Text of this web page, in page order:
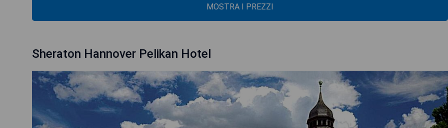
MOSTRA I PREZZI
Sheraton Hannover Pelikan Hotel